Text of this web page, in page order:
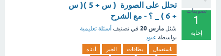
تصويتات
1
إجابة
تحلل على الصورة ( س + 5 )( س
+ 6 ) _ ؟ - مع الشرح
سُئل مارس 20 في تصنيف أسئلة تعليمية
بواسطة عبود
باستعمال بطاقات الجبر
أدناه